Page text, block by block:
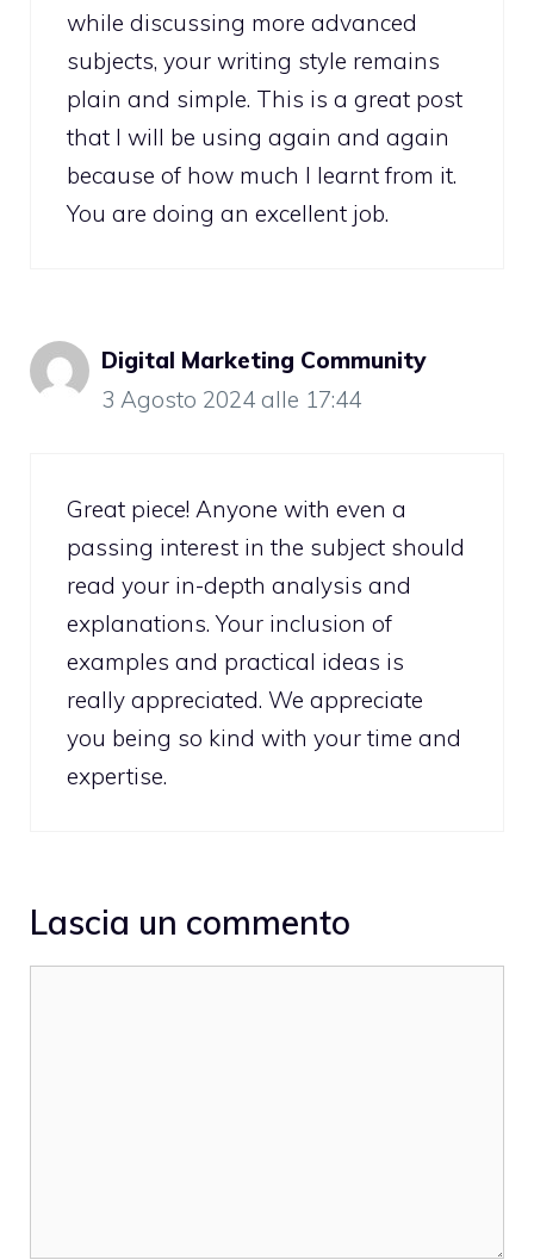
while discussing more advanced
subjects, your writing style remains
plain and simple. This is a great post
that I will be using again and again
because of how much I learnt from it.
You are doing an excellent job.
Digital Marketing Community
3 Agosto 2024 alle 17:44
Great piece! Anyone with even a
passing interest in the subject should
read your in-depth analysis and
explanations. Your inclusion of
examples and practical ideas is
really appreciated. We appreciate
you being so kind with your time and
expertise.
Lascia un commento